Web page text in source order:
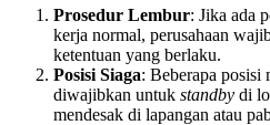
Prosedur Lembur: Jika ada
kerja normal, perusahaan
ketentuan yang berlaku.
Posisi Siaga: Beberapa posisi
diwajibkan untuk standby di
mendesak di lapangan atau